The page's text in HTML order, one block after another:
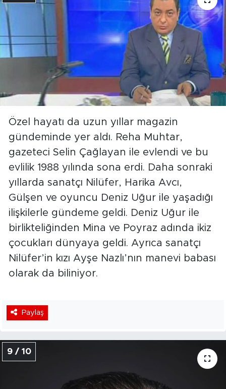
Özel hayatı da uzun yıllar magazin
gündeminde yer aldı. Reha Muhtar,
gazeteci Selin Çağlayan ile evlendi ve bu
evlilik 1988 yılında sona erdi. Daha sonraki
yıllarda sanatçı Nilüfer, Harika Avcı,
Gülşen ve oyuncu Deniz Uğur ile yaşadığı
ilişkilerle gündeme geldi. Deniz Uğur ile
birlikteliğinden Mina ve Poyraz adında ikiz
çocukları dünyaya geldi. Ayrıca sanatçı
Nilüfer’in kızı Ayşe Nazlı’nın manevi babası
olarak da biliniyor.
Paylaş
9 / 10